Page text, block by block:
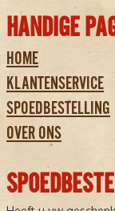
HANDIGE
HOME
KLANTENSERVICE
SPOEDBESTELLING
OVER ONS